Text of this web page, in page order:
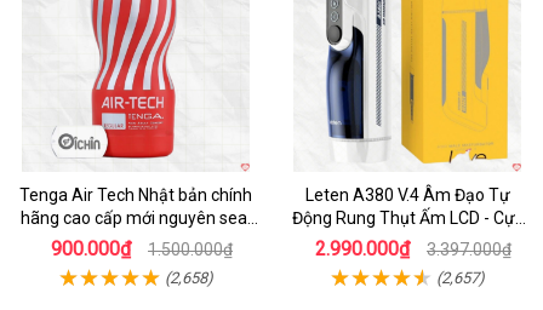
Tenga Air Tech Nhật bản chính
hãng cao cấp mới nguyên seal
giá tốt
900.000₫ 1.500.000₫
(2,658)
Leten A380 V.4 Âm Đạo Tự
Động Rung Thụt Ấm LCD - Cực
Phê
2.990.000₫ 3.397.000₫
(2,657)